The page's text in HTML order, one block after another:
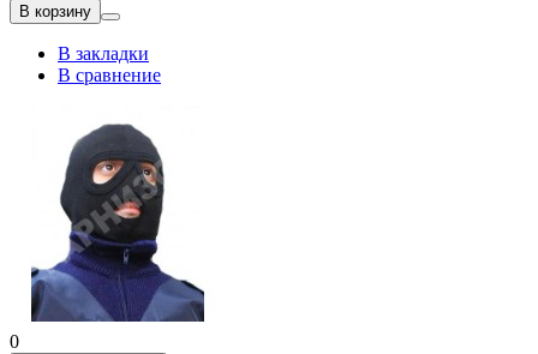
В корзину
В закладки
В сравнение
0